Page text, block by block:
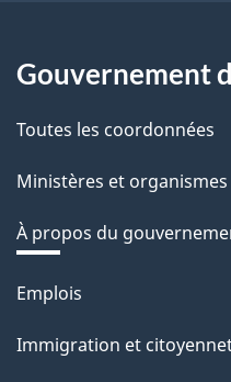
Gouvernement
Toutes les coordonnées
Ministères et organismes
À propos du
Thèmes
sujets
Emplois
Immigration et